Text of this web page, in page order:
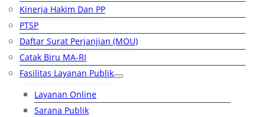
Kinerja Hakim Dan PP
PTSP
Daftar Surat Perjanjian (MOU)
Catak Biru MA-RI
Fasilitas Layanan Publik
Layanan Online
Sarana Publik